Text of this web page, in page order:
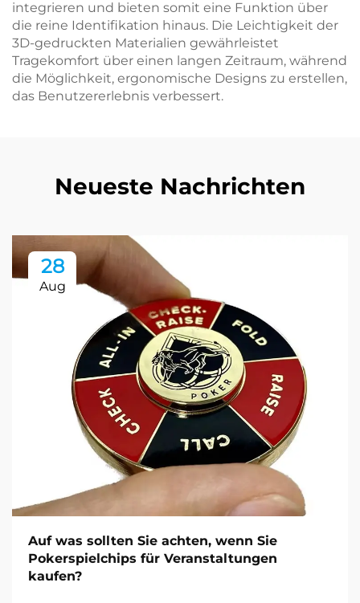
integrieren und bieten somit eine Funktion über
die reine Identifikation hinaus. Die Leichtigkeit der
3D-gedruckten Materialien gewährleistet
Tragekomfort über einen langen Zeitraum, während
die Möglichkeit, ergonomische Designs zu erstellen,
das Benutzererlebnis verbessert.
Neueste Nachrichten
28
Aug
Auf was sollten Sie achten, wenn Sie
Pokerspielchips für Veranstaltungen
kaufen?